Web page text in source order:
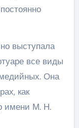
выступала
все виды
Она
как
имени М. Н.